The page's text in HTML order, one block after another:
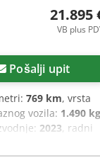
21.895
VB plus
Pošalji upit
769 km, vrsta
vozila: 1.490 kg
2023, radni